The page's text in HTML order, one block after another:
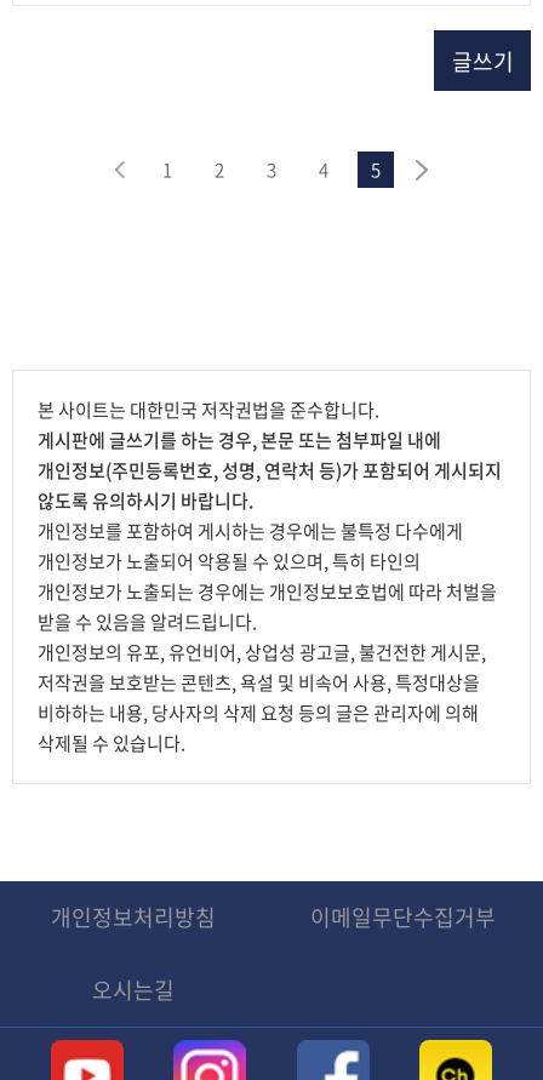
글쓰기
1 2 3 4 5
본 사이트는 대한민국 저작권법을 준수합니다.
게시판에 글쓰기를 하는 경우, 본문 또는 첨부파일 내에
개인정보(주민등록번호, 성명, 연락처 등)가 포함되어 게시되지
않도록 유의하시기 바랍니다.
개인정보를 포함하여 게시하는 경우에는 불특정 다수에게
개인정보가 노출되어 악용될 수 있으며, 특히 타인의
개인정보가 노출되는 경우에는 개인정보보호법에 따라 처벌을
받을 수 있음을 알려드립니다.
개인정보의 유포, 유언비어, 상업성 광고글, 불건전한 게시문,
저작권을 보호받는 콘텐츠, 욕설 및 비속어 사용, 특정대상을
비하하는 내용, 당사자의 삭제 요청 등의 글은 관리자에 의해
삭제될 수 있습니다.
개인정보처리방침 이메일무단수집거부
오시는길